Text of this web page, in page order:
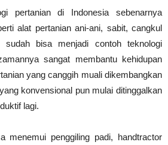
pertanian di Indonesia sebenarnya
alat pertanian ani-ani, sabit, cangkul
bisa menjadi contoh teknologi
sangat membantu kehidupan
yang canggih muali dikembangkan
konvensional pun mulai ditinggalkan
lagi.
menemui penggiling padi, handtractor